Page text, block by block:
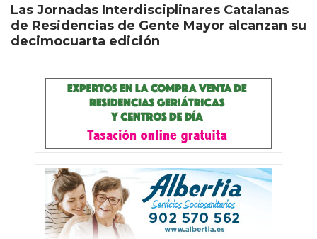
Las Jornadas Interdisciplinares Catalanas
de Residencias de Gente Mayor alcanzan su
decimocuarta edición